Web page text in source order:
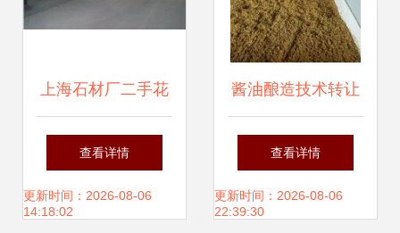
上海石材厂二手花
岗岩石磨机及流水
线设备整体转让
查看详情
更新时间：2026-08-06
14:18:02
酱油酿造技术转让
传统工艺与现代商
业的融合之道
查看详情
更新时间：2026-08-06
22:39:30